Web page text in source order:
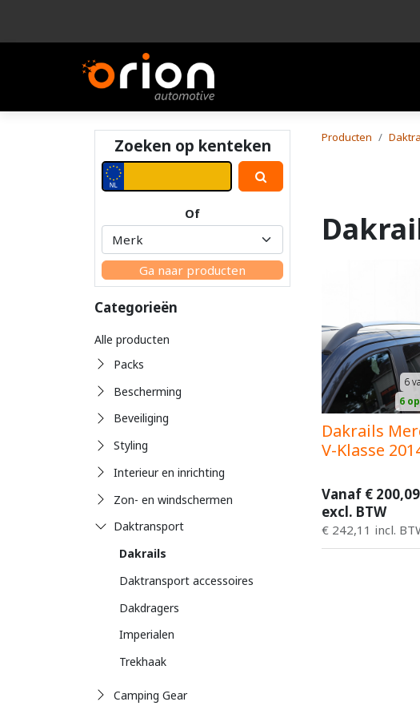
Zoeken op kenteken
Of
Ga naar producten
Categorieën
Alle producten
Packs
Bescherming
Beveiliging
Styling
Interieur en inrichting
Zon- en windschermen
Daktransport
Dakrails
Daktransport accessoires
Dakdragers
Imperialen
Trekhaak
Camping Gear
Producten
6
6
Dakrails
V-Klasse
Vanaf € 200,09
excl. BTW
€ 242,11 incl.